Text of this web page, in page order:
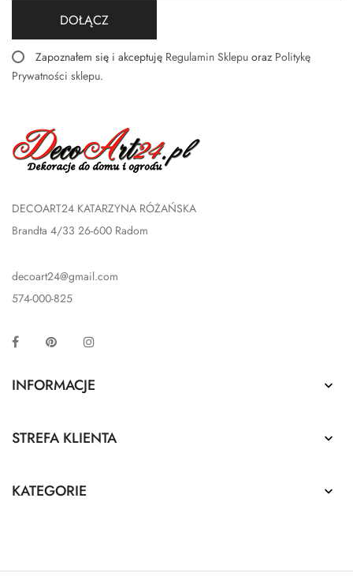
DOŁĄCZ
Zapoznałem się i akceptuję Regulamin Sklepu oraz Politykę
Prywatności sklepu.
DECOART24 KATARZYNA RÓŻAŃSKA
Brandta 4/33 26-600 Radom
decoart24@gmail.com
574-000-825
Facebook Pinterest
INFORMACJE 
STREFA KLIENTA 
KATEGORIE 